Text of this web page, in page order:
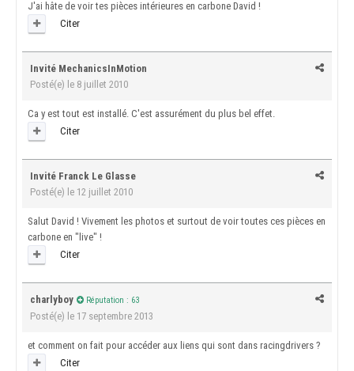
J'ai hâte de voir tes pièces intérieures en carbone David !
Citer
Invité MechanicsInMotion
Posté(e) le 8 juillet 2010
Ca y est tout est installé. C'est assurément du plus bel effet.
Citer
Invité Franck Le Glasse
Posté(e) le 12 juillet 2010
Salut David ! Vivement les photos et surtout de voir toutes ces pièces en
carbone en "live" !
Citer
charlyboy Réputation : 63
Posté(e) le 17 septembre 2013
et comment on fait pour accéder aux liens qui sont dans racingdrivers ?
Citer